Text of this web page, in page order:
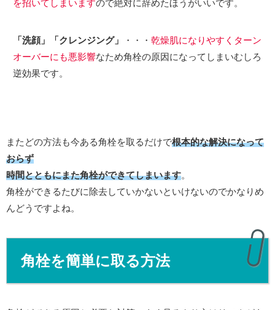
を招いてしまいますので絶対に辞めたほうがいいです。
「洗顔」「クレンジング」 ・・・ 乾燥肌になりやすくターン
オーバーにも悪影響なため角栓の原因になってしまいむしろ
逆効果です。
またどの方法も今ある角栓を取るだけで根本的な解決になって
おらず
時間とともにまた角栓ができてしまいます。
角栓ができるたびに除去していかないといけないのでかなりめ
んどうですよね。
角栓を簡単に取る方法